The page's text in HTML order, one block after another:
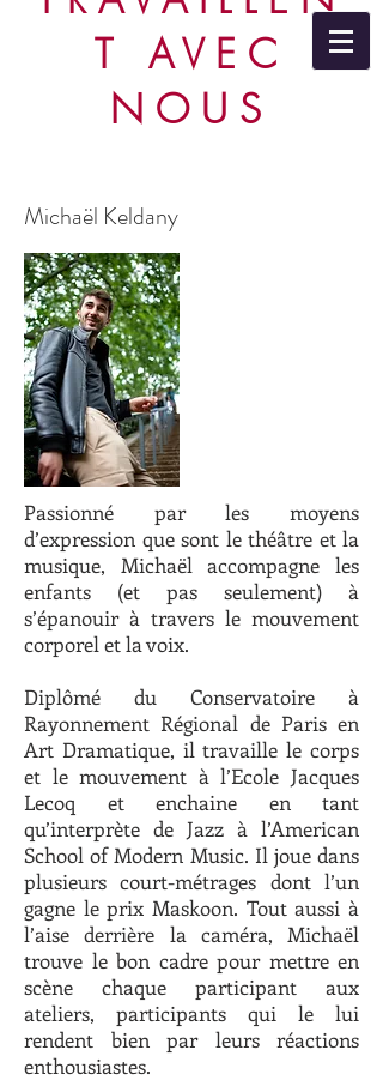
T AVEC
NOUS
Michaël Keldany
Passionné par les moyens
d’expression que sont le théâtre et la
musique, Michaël accompagne les
enfants (et pas seulement) à
s’épanouir à travers le mouvement
corporel et la voix.
Diplômé du Conservatoire à
Rayonnement Régional de Paris en
Art Dramatique, il travaille le corps
et le mouvement à l’Ecole Jacques
Lecoq et enchaine en tant
qu’interprète de Jazz à l’American
School of Modern Music. Il joue dans
plusieurs court-métrages dont l’un
gagne le prix Maskoon. Tout aussi à
l’aise derrière la caméra, Michaël
trouve le bon cadre pour mettre en
scène chaque participant aux
ateliers, participants qui le lui
rendent bien par leurs réactions
enthousiastes.